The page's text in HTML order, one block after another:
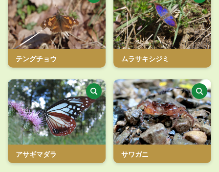
テングチョウ ムラサキシジミ
アサギマダラ サワガニ